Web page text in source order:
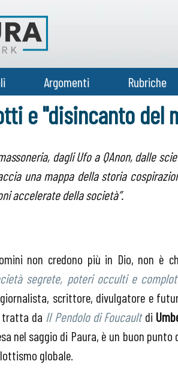
Argomenti Rubriche
e "disincanto del
dagli Ufo a QAnon, dalle
una mappa della storia
accelerate della società”.
non credono più in Dio, non è
segrete, poteri occulti e
scrittore, divulgatore e
tratta da Il Pendolo di Foucaultdi
nel saggio di Paura, è un buon
globale.